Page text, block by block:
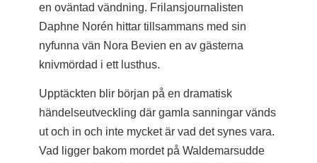
en oväntad vändning. Frilansjournalisten
Daphne Norén hittar tillsammans med sin
nyfunna vän Nora Bevien en av gästerna
knivmördad i ett lusthus.
Upptäckten blir början på en dramatisk
händelseutveckling där gamla sanningar vänds
ut och in och inte mycket är vad det synes vara.
Vad ligger bakom mordet på Waldemarsudde